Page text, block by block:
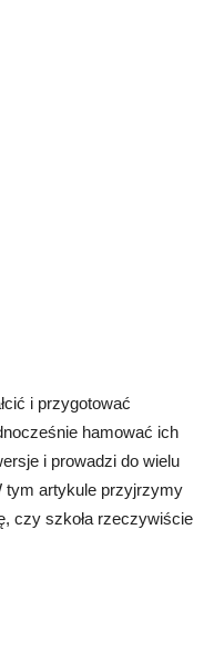
i przygotować
hamować ich
i prowadzi do wielu
tym artykule przyjrzymy
czy szkoła rzeczywiście